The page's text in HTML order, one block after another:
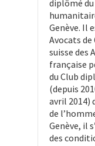
diplômé
Genève. Il
Avocats de
suisse des
française
du Club
(depuis
avril 2014)
de
Genève, il
des